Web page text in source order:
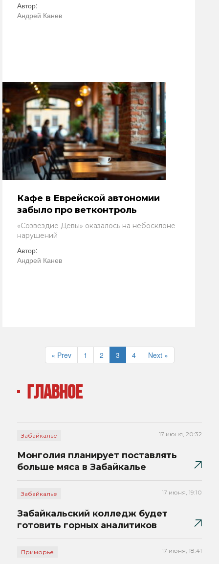
Автор:
Андрей Канев
Кафе в Еврейской автономии
забыло про ветконтроль
«Созвездие Девы» оказалось на небосклоне
нарушений
Автор:
Андрей Канев
« Prev 1 2 3 4 Next »
ГЛАВНОЕ
Забайкалье 17 июня, 20:32
Монголия планирует поставлять
больше мяса в Забайкалье
Забайкалье 17 июня, 19:10
Забайкальский колледж будет
готовить горных аналитиков
Приморье 17 июня, 18:41